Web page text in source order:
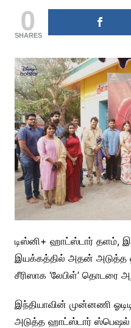
0
SHARES
டிஸ்னி+ ஹாட்ஸ்டார் தளம்,
இயக்கத்தில் அதன் அடுத்த
சீரிஸாக ‘லேபிள்’ தொடரை
இந்தியாவின் முன்னணி
அடுத்த ஹாட்ஸ்டார் ஸ்பெஷல்